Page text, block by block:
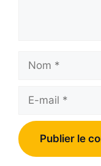
Nom